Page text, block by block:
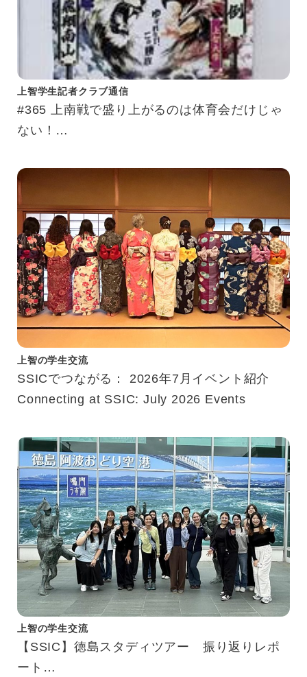
上智学生記者クラブ通信
#365 上南戦で盛り上がるのは体育会だけじゃ
ない！
上智の学生交流
SSICでつながる： 2026年7月イベント紹介
Connecting at SSIC: July 2026 Events
上智の学生交流
【SSIC】徳島スタディツアー 振り返りレポ
ート